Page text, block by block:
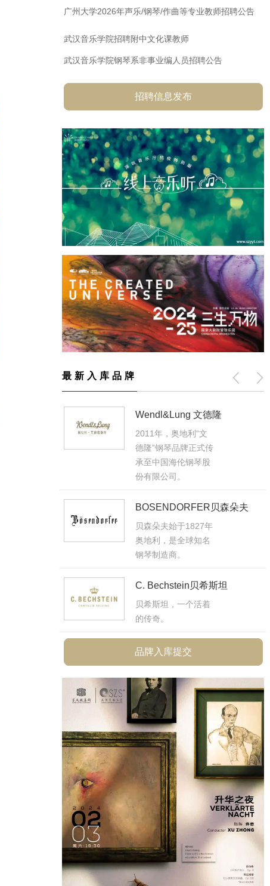
招聘公告
广州大学2026年声乐/钢琴/作曲等专业教师招聘公告
武汉音乐学院招聘附中文化课教师
武汉音乐学院钢琴系非事业编人员招聘公告
招聘信息发布
最新入库品牌
Wendl&Lung 文德隆
2011年，奥地利“文
德隆”钢琴品牌正式传
承至中国海伦钢琴股
份有限公司。
BOSENDORFER贝森朵夫
贝森朵夫始于1827年
奥地利，是全球知名
钢琴制造商。
C. Bechstein贝希斯坦
贝希斯坦，一个活着
的传奇。
品牌入库提交